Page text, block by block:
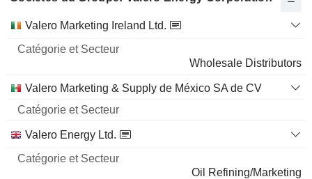
Nom
Catégorie
Secteur
Valero Marketing Ireland Ltd.
Wholesale Distributors
Valero Marketing & Supply de México SA de CV
Valero Energy Ltd.
Oil Refining/Marketing